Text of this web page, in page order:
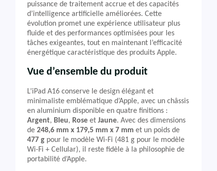
puissance de traitement accrue et des capacités
d’intelligence artificielle améliorées. Cette
évolution promet une expérience utilisateur plus
fluide et des performances optimisées pour les
tâches exigeantes, tout en maintenant l’efficacité
énergétique caractéristique des produits Apple.
Vue d’ensemble du produit
L’iPad A16 conserve le design élégant et
minimaliste emblématique d’Apple, avec un châssis
en aluminium disponible en quatre finitions :
Argent, Bleu, Rose et Jaune. Avec des dimensions
de 248,6 mm x 179,5 mm x 7 mm et un poids de
477 g pour le modèle Wi-Fi (481 g pour le modèle
Wi-Fi + Cellular), il reste fidèle à la philosophie de
portabilité d’Apple.